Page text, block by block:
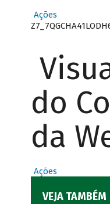
Ações
do
da
Ações
VEJA TAMBÉM